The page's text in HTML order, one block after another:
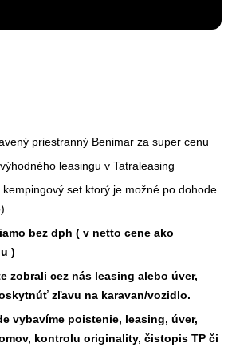
priestranný Benimar za super cenu
leasingu v Tatraleasing
set ktorý je možné po dohode
bez dph ( v netto cene ako
)
zobrali cez nás leasing alebo úver,
zľavu na karavan/vozidlo.
vybavíme poistenie, leasing, úver,
kontrolu originality, čistopis TP či